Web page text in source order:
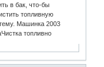
в бак, что-бы
топливную
Машинка 2003
топливно